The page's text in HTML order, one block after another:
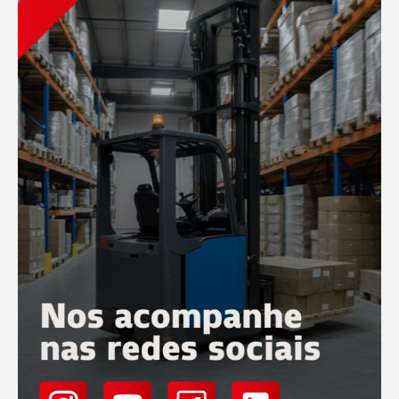
Conferir
Conferir
20 Maio
Como escolher o tipo certo de empilhadeiras para
uma operação de médio p...
Escolher o equipamento ideal para a movimentação de
materiais é um dos pilares da eficiência logística. Em